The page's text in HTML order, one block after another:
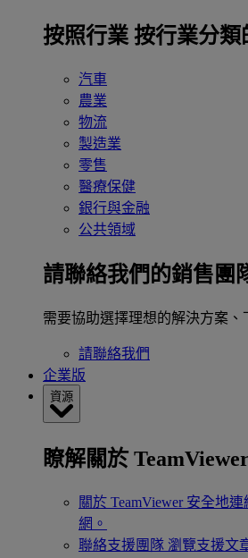
按照行業 按行業分類
汽車
農業
物流
製造業
零售
醫療保健
銀行與金融
公共領域
請聯絡我們的銷售團
需要協助選擇理想的解決方案、
請聯絡我們
企業版
資源
瞭解關於
關於 TeamViewer 安全地連
網。
聯絡支援團隊 瀏覽支援文